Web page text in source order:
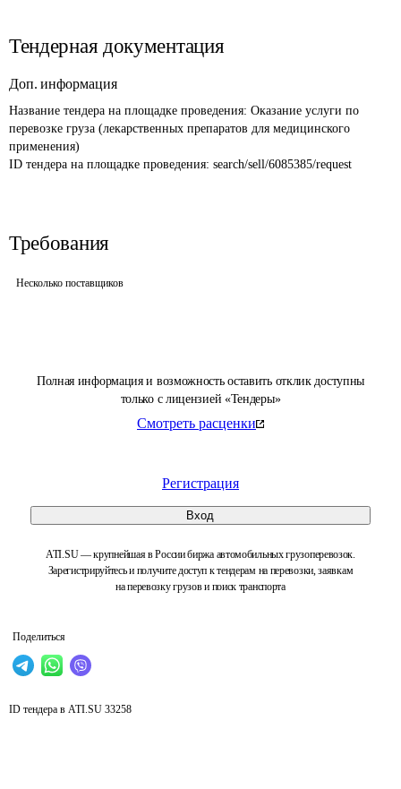
Полная информация и возможность оставить отклик доступны
только с лицензией «Тендеры»
Смотреть расценки
Регистрация
Вход
ATI.SU — крупнейшая в России биржа автомобильных грузоперевозок.
Зарегистрируйтесь и получите доступ к тендерам на перевозки, заявкам
на перевозку грузов и поиск транспорта
Поделиться
Тендерная документация
Доп. информация
Название тендера на площадке проведения: Оказание услуги по
перевозке груза (лекарственных препаратов для медицинского
применения)
ID тендера на площадке проведения: search/sell/6085385/request
Требования
Несколько поставщиков
ID тендера в ATI.SU 33258